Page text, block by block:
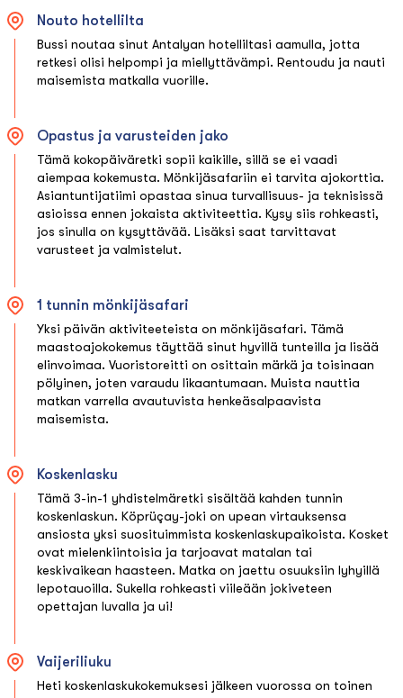
Nouto hotellilta
Bussi noutaa sinut Antalyan hotelliltasi aamulla, jotta
retkesi olisi helpompi ja miellyttävämpi. Rentoudu ja nauti
maisemista matkalla vuorille.
Opastus ja varusteiden jako
Tämä kokopäiväretki sopii kaikille, sillä se ei vaadi
aiempaa kokemusta. Mönkijäsafariin ei tarvita ajokorttia.
Asiantuntijatiimi opastaa sinua turvallisuus- ja teknisissä
asioissa ennen jokaista aktiviteettia. Kysy siis rohkeasti,
jos sinulla on kysyttävää. Lisäksi saat tarvittavat
varusteet ja valmistelut.
1 tunnin mönkijäsafari
Yksi päivän aktiviteeteista on mönkijäsafari. Tämä
maastoajokokemus täyttää sinut hyvillä tunteilla ja lisää
elinvoimaa. Vuoristoreitti on osittain märkä ja toisinaan
pölyinen, joten varaudu likaantumaan. Muista nauttia
matkan varrella avautuvista henkeäsalpaavista
maisemista.
Koskenlasku
Tämä 3-in-1 yhdistelmäretki sisältää kahden tunnin
koskenlaskun. Köprüçay-joki on upean virtauksensa
ansiosta yksi suosituimmista koskenlaskupaikoista. Kosket
ovat mielenkiintoisia ja tarjoavat matalan tai
keskivaikean haasteen. Matka on jaettu osuuksiin lyhyillä
lepotauoilla. Sukella rohkeasti viileään jokiveteen
opettajan luvalla ja ui!
Vaijeriliuku
Heti koskenlaskukokemuksesi jälkeen vuorossa on toinen